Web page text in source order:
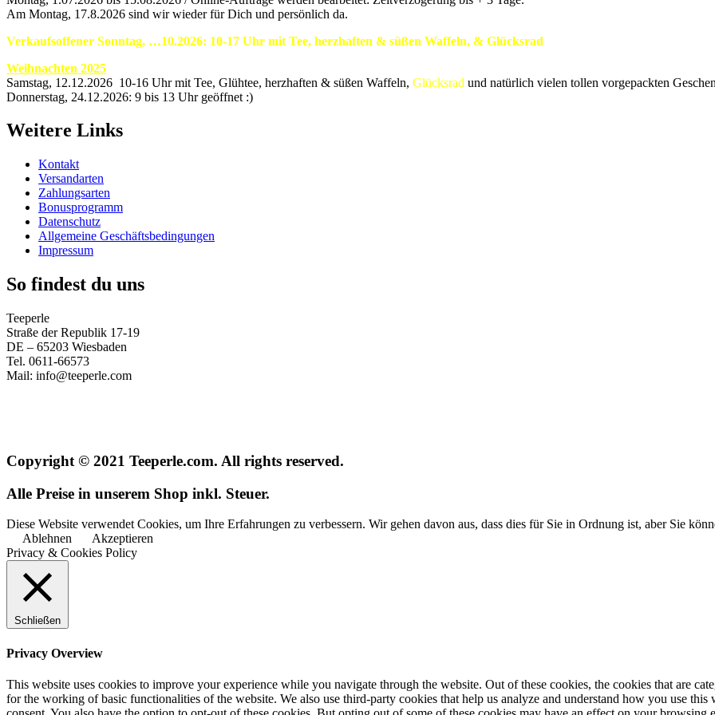
Am Montag, 17.8.2026 sind wir wieder für Dich und persönlich da.
Verkaufsoffener Sonntag, …10.2026: 10-17 Uhr mit Tee, herzhaften & süßen Waffeln, & Glücksrad
Weihnachten 2025
Samstag, 12.12.2026 10-16 Uhr mit Tee, Glühtee, herzhaften & süßen Waffeln, Glücksrad und natürlich vielen tollen vorgepackten
Donnerstag, 24.12.2026: 9 bis 13 Uhr geöffnet :)
Weitere Links
Kontakt
Versandarten
Zahlungsarten
Bonusprogramm
Datenschutz
Allgemeine Geschäftsbedingungen
Impressum
So findest du uns
Teeperle
Straße der Republik 17-19
DE – 65203 Wiesbaden
Tel. 0611-66573
Mail: info@teeperle.com
Copyright © 2021 Teeperle.com. All rights reserved.
Alle Preise in unserem Shop inkl. Steuer.
Diese Website verwendet Cookies, um Ihre Erfahrungen zu verbessern. Wir gehen davon aus, dass dies für Sie in Ordnung ist, aber Sie
Ablehnen
Akzeptieren
Privacy & Cookies Policy
Schließen
Privacy Overview
This website uses cookies to improve your experience while you navigate through the website. Out of these cookies, the cookies that are
for the working of basic functionalities of the website. We also use third-party cookies that help us analyze and understand how you use